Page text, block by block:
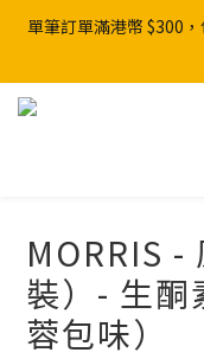
單筆訂單滿港幣 $300
MORRIS -
裝）- 生酮
蓉包味）